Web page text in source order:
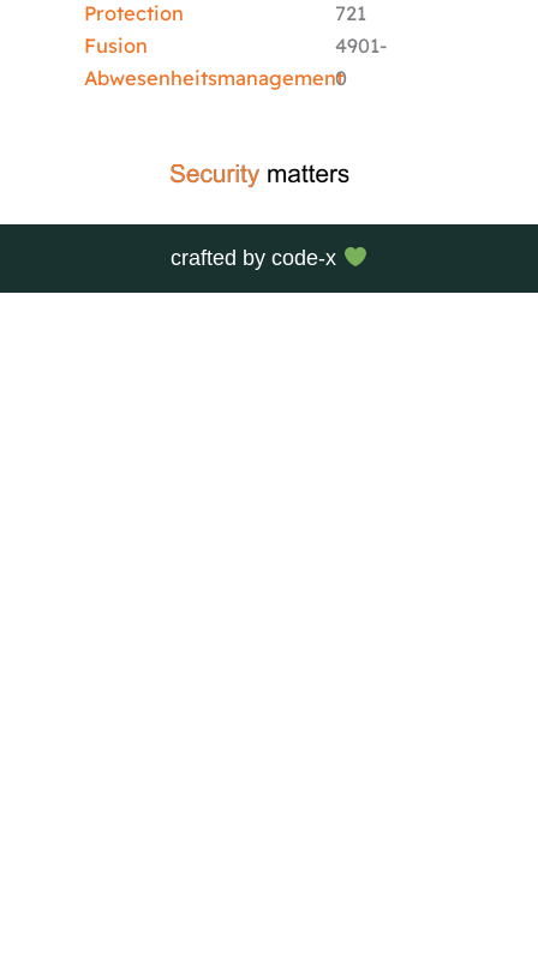
Protection
Fusion
Abwesenheitsmanagement
721
4901-
0
crafted bycode-x